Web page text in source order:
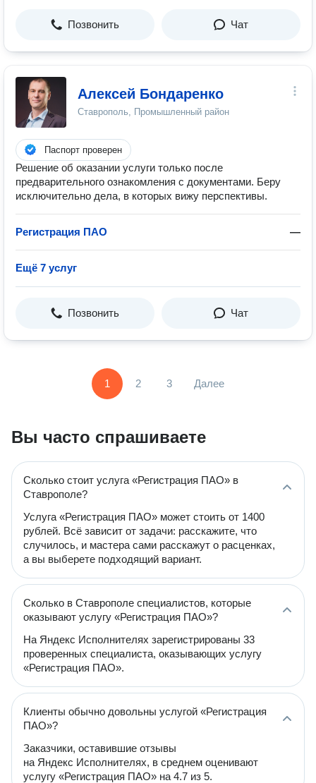
Позвонить Чат
Алексей Бондаренко
Ставрополь, Промышленный район
Паспорт проверен
Решение об оказании услуги только после
предварительного ознакомления с документами. Беру
исключительно дела, в которых вижу перспективы.
Регистрация ПАО —
Ещё 7 услуг
Позвонить Чат
1 2 3 Далее
Вы часто спрашиваете
Сколько стоит услуга «Регистрация ПАО» в
Ставрополе?
Услуга «Регистрация ПАО» может стоить от 1400
рублей. Всё зависит от задачи: расскажите, что
случилось, и мастера сами расскажут о расценках,
а вы выберете подходящий вариант.
Сколько в Ставрополе специалистов, которые
оказывают услугу «Регистрация ПАО»?
На Яндекс Исполнителях зарегистрированы 33
проверенных специалиста, оказывающих услугу
«Регистрация ПАО».
Клиенты обычно довольны услугой «Регистрация
ПАО»?
Заказчики, оставившие отзывы
на Яндекс Исполнителях, в среднем оценивают
услугу «Регистрация ПАО» на 4.7 из 5.